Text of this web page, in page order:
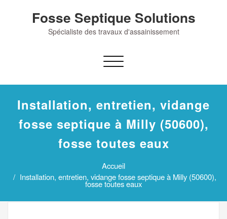
Fosse Septique Solutions
Spécialiste des travaux d'assainissement
Afficher/masquer
navigation
Installation, entretien, vidange
fosse septique à Milly (50600),
fosse toutes eaux
Accueil
Installation, entretien, vidange fosse septique à Milly (50600),
fosse toutes eaux